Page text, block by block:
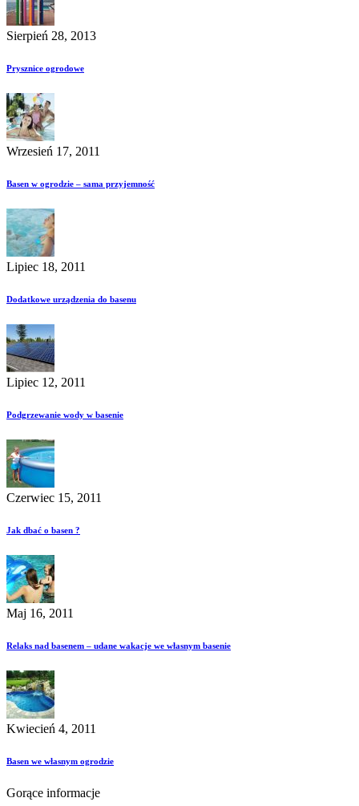
Sierpień 28, 2013
Prysznice ogrodowe
Wrzesień 17, 2011
Basen w ogrodzie – sama przyjemność
Lipiec 18, 2011
Dodatkowe urządzenia do basenu
Lipiec 12, 2011
Podgrzewanie wody w basenie
Czerwiec 15, 2011
Jak dbać o basen ?
Maj 16, 2011
Relaks nad basenem – udane wakacje we własnym basenie
Kwiecień 4, 2011
Basen we własnym ogrodzie
Gorące informacje